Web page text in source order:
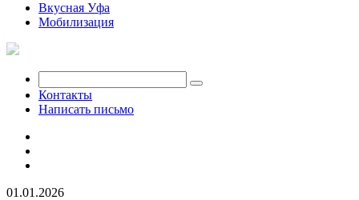
Вкусная Уфа
Мобилизация
Контакты
Написать письмо
01.01.2026